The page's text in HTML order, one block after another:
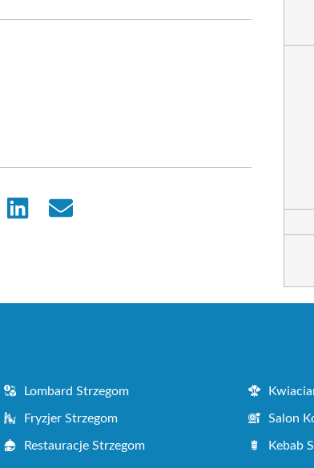
Share
Share
Lombard Strzegom
Fryzjer Strzegom Salon
Restauracje Strzegom Kebab